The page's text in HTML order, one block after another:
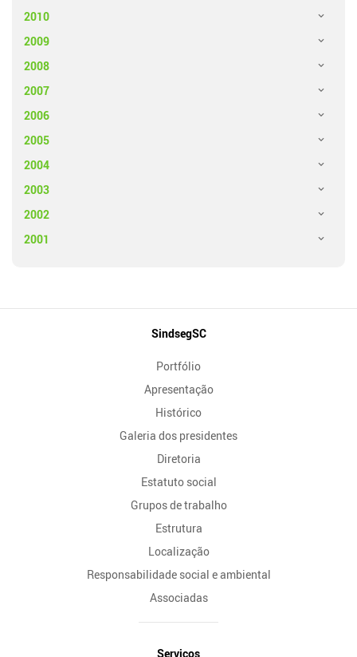
2010
2009
2008
2007
2006
2005
2004
2003
2002
2001
SindsegSC
Portfólio
Apresentação
Histórico
Galeria dos presidentes
Diretoria
Estatuto social
Grupos de trabalho
Estrutura
Localização
Responsabilidade social e ambiental
Associadas
Serviços